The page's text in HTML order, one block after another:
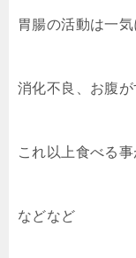
胃腸の活動は一気
消化不良、お腹が
これ以上食べる
などなど